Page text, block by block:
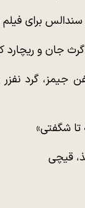
سندالس برای فیلم
جان و
جیمز، گرد
تا شگفتی»
قیچی